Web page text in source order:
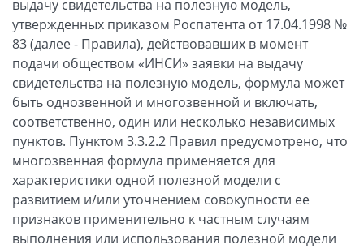
выдачу свидетельства на полезную модель,
утвержденных приказом Роспатента от 17.04.1998 №
83 (далее - Правила), действовавших в момент
подачи обществом «ИНСИ» заявки на выдачу
свидетельства на полезную модель, формула может
быть однозвенной и многозвенной и включать,
соответственно, один или несколько независимых
пунктов. Пунктом 3.3.2.2 Правил предусмотрено, что
многозвенная формула применяется для
характеристики одной полезной модели с
развитием и/или уточнением совокупности ее
признаков применительно к частным случаям
выполнения или использования полезной модели